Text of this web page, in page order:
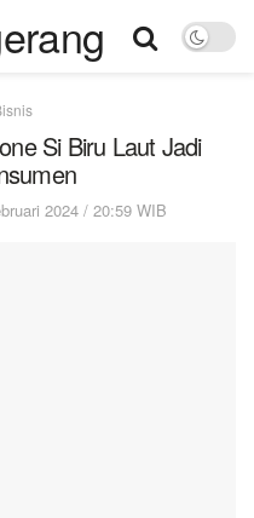
Si Biru Laut Jadi
2024 / 20:59 WIB